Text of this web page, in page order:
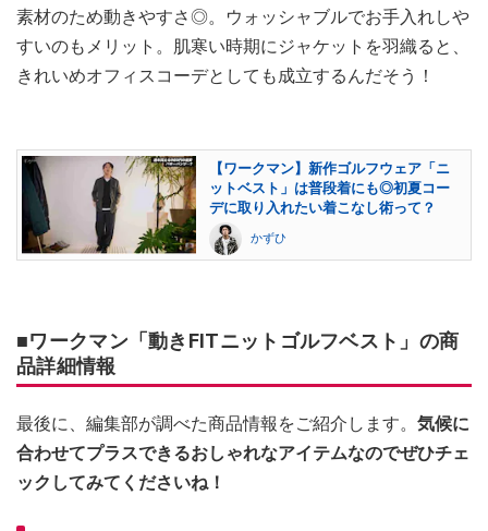
素材のため動きやすさ◎。ウォッシャブルでお手入れしや
すいのもメリット。肌寒い時期にジャケットを羽織ると、
きれいめオフィスコーデとしても成立するんだそう！
【ワークマン】新作ゴルフウェア「ニ
ットベスト」は普段着にも◎初夏コー
デに取り入れたい着こなし術って？
かずひ
■ワークマン「動きFITニットゴルフベスト」の商
品詳細情報
最後に、編集部が調べた商品情報をご紹介します。 気候に
合わせてプラスできるおしゃれなアイテムなのでぜひチェ
ックしてみてくださいね！